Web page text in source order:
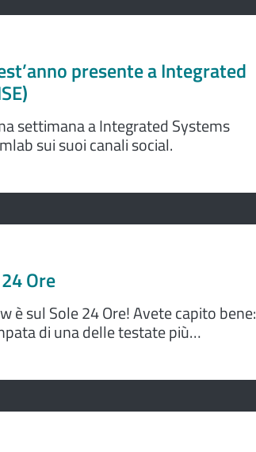
presente a Integrated
settimana a Integrated Systems
sui suoi canali social.
Ore
è sul Sole 24 Ore! Avete capito bene:
di una delle testate più
la cooperativa sui social.